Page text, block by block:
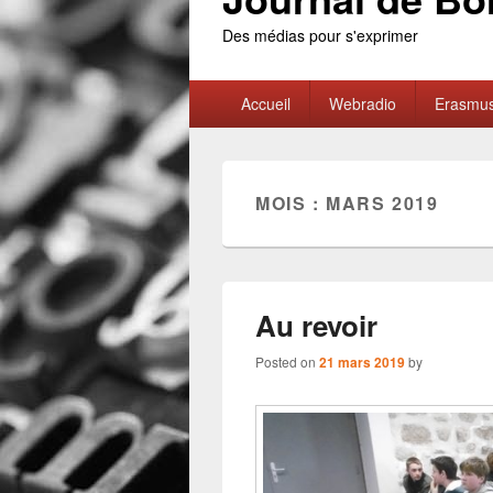
Des médias pour s'exprimer
Primary Accueil Webradio
MOIS : MARS 2019
Au revoir
Posted on 21 mars 2019by